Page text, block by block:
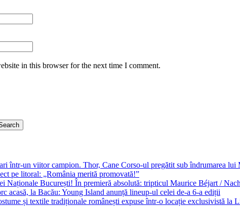
in this browser for the next time I comment.
într-un viitor campion. Thor, Cane Corso-ul pregătit sub îndrumarea lui
pe litoral: „România merită promovată!”
Naționale București! În premieră absolută: tripticul Maurice Béjart /
acasă, la Bacău: Young Island anunță lineup-ul celei de-a 6-a ediții
și textile tradiționale românești expuse într-o locație exclusivistă la